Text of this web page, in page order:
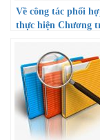
Về công tác phối
thực hiện Chương
học cho học sinh giỏi
thuộc diện khó
gia đình chính sách
Thành phố mang
Bác